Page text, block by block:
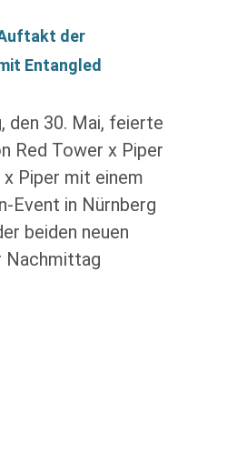
der
Entangled
den 30. Mai, feierte
Red Tower x Piper
x Piper mit einem
Event in Nürnberg
beiden neuen
Nachmittag